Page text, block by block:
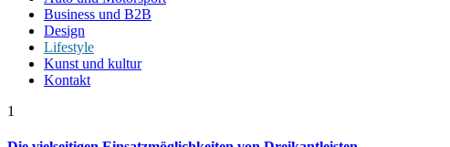
Business und B2B
Design
Lifestyle
Kunst und kultur
Kontakt
1